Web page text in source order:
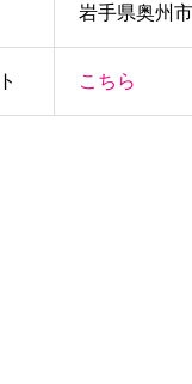
岩手県奥州
こちら